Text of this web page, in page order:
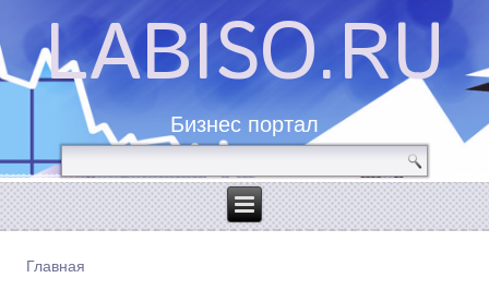
LABISO.RU
Бизнес портал
ВЫ ЗДЕСЬ
Главная